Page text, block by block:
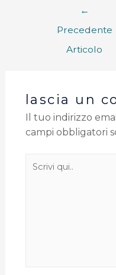
←
Precedente
Articolo
lascia un
Il tuo indirizzo
campi obbligatori